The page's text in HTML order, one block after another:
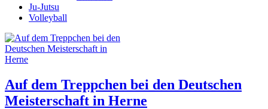
Ju-Jutsu
Volleyball
Auf dem Treppchen bei den Deutschen
Meisterschaft in Herne